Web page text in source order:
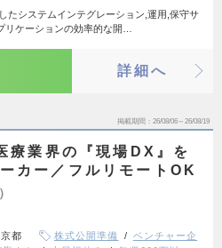
たシステムインテグレーション,運用,保守サ
リケーションの効率的な開…
詳細へ
掲載期間 26/08/06～26/08/19
業界の『現場DX』を
カー／フルリモートOK
都 株式公開準備
ベンチャー企